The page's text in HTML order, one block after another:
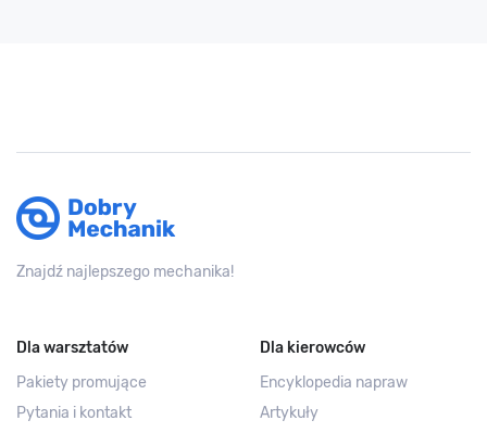
Znajdź najlepszego mechanika!
Dla warsztatów
Pakiety promujące
Pytania i kontakt
Dla kierowców
Encyklopedia napraw
Artykuły